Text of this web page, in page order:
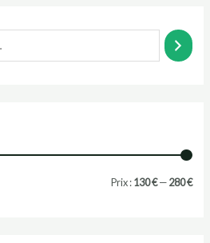
PP
Prix :130 €—280 €